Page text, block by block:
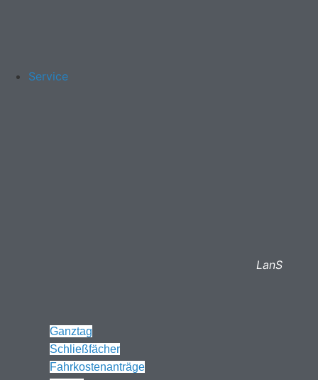
Service
LanS
Ganztag
Schließfächer
Fahrkostenanträge